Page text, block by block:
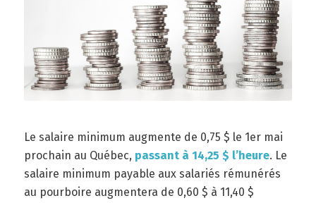
Le salaire minimum augmente de 0,75 $ le 1er mai
prochain au Québec, passant à 14,25 $ l’heure. Le
salaire minimum payable aux salariés rémunérés
au pourboire augmentera de 0,60 $ à 11,40 $